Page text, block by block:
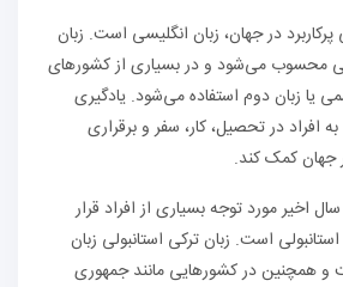
در جهان، زبان انگلیسی است. زبان
محسوب می‌شود و در بسیاری از کشورهای
یا زبان دوم استفاده می‌شود. یادگیری
افراد در تحصیل، کار، سفر و برقراری
جهان کمک کند.
اخیر مورد توجه بسیاری از افراد قرار
است. زبان ترکی استانبولی زبان
و همچنین در کشورهایی مانند جمهوری